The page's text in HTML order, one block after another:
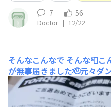
7 56
Doctor | 12/22
そんなこんなで そんな📮こ
が無事届きました🫡元々ダ
とかいうの持ってたりする
に蓋も出来るなら便利やな
ちゃんは家でも職場でも使